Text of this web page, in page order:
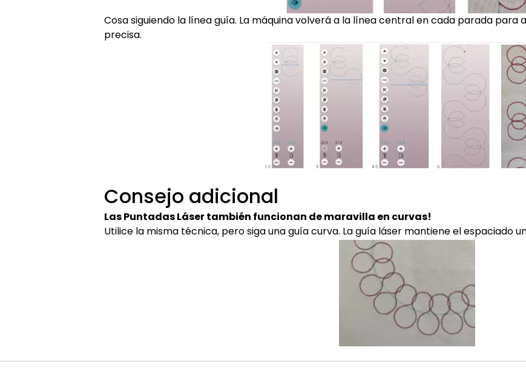
Cosa siguiendo la línea guía. La máquina volverá a la línea central en cada parada
precisa.
Consejo adicional
Las Puntadas Láser también funcionan de maravilla en curvas!
Utilice la misma técnica, pero siga una guía curva. La guía láser mantiene el espaciado